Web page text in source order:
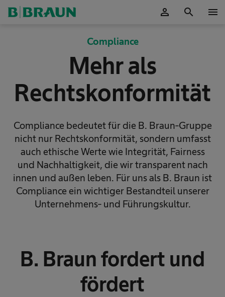
person search menu
Compliance
Mehr als
Rechtskonformität
Compliance bedeutet für die B. Braun-Gruppe
nicht nur Rechtskonformität, sondern umfasst
auch ethische Werte wie Integrität, Fairness
und Nachhaltigkeit, die wir transparent nach
innen und außen leben. Für uns als B. Braun ist
Compliance ein wichtiger Bestandteil unserer
Unternehmens- und Führungskultur.
B. Braun fordert und
fördert